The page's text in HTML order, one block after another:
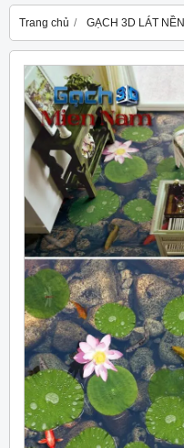
Trang chủ GẠCH 3D LÁT NỀN